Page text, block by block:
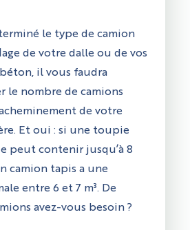
le type de camion
de votre dalle ou de vos
il vous faudra
le nombre de camions
de votre
Et oui : si une toupie
peut contenir jusqu’à 8
camion tapis a une
entre 6 et 7 m³. De
avez-vous besoin ?